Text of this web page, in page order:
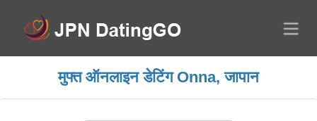
मुफ्त ऑनलाइन डेटिंग Onna, जापान